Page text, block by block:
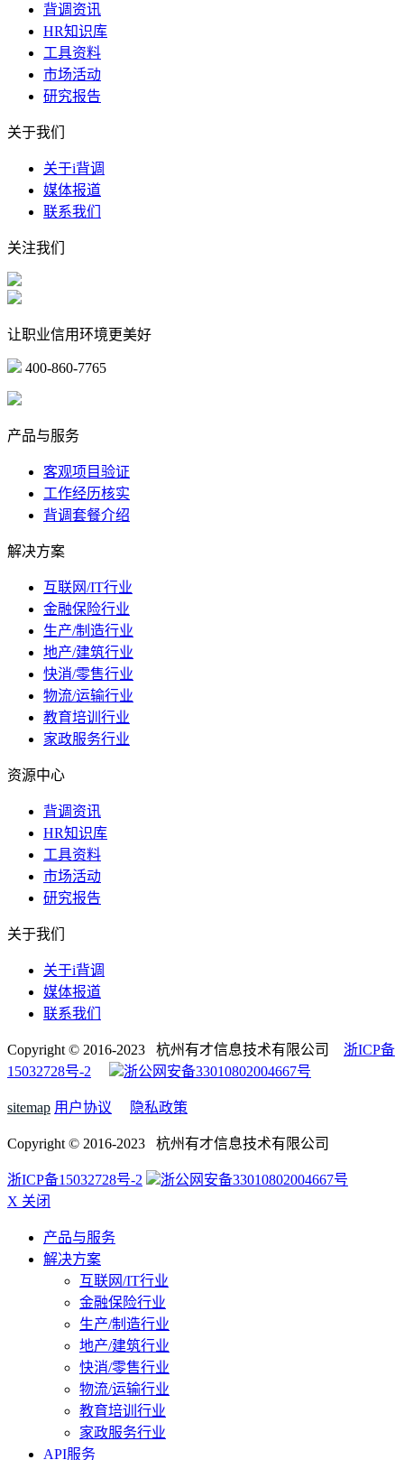
背调资讯
HR知识库
工具资料
市场活动
研究报告
关于我们
关于i背调
媒体报道
联系我们
关注我们
让职业信用环境更美好
400-860-7765
产品与服务
客观项目验证
工作经历核实
背调套餐介绍
解决方案
互联网/IT行业
金融保险行业
生产/制造行业
地产/建筑行业
快消/零售行业
物流/运输行业
教育培训行业
家政服务行业
资源中心
背调资讯
HR知识库
工具资料
市场活动
研究报告
关于我们
关于i背调
媒体报道
联系我们
Copyright © 2016-2023 杭州有才信息技术有限公司 浙ICP备
15032728号-2
浙公网安备33010802004667号
sitemap 用户协议 隐私政策
Copyright © 2016-2023 杭州有才信息技术有限公司
浙ICP备15032728号-2
浙公网安备33010802004667号
X 关闭
产品与服务
解决方案
互联网/IT行业
金融保险行业
生产/制造行业
地产/建筑行业
快消/零售行业
物流/运输行业
教育培训行业
家政服务行业
API服务